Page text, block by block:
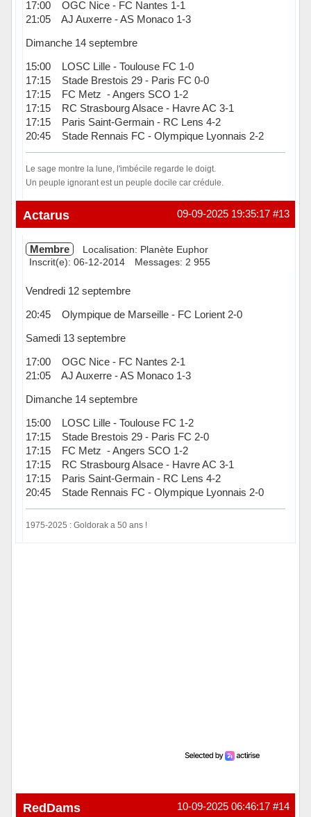
17:00 OGC Nice - FC Nantes 1-1
21:05 AJ Auxerre - AS Monaco 1-3
Dimanche 14 septembre
15:00 LOSC Lille - Toulouse FC 1-0
17:15 Stade Brestois 29 - Paris FC 0-0
17:15 FC Metz - Angers SCO 1-2
17:15 RC Strasbourg Alsace - Havre AC 3-1
17:15 Paris Saint-Germain - RC Lens 4-2
20:45 Stade Rennais FC - Olympique Lyonnais 2-2
Le sage montre la lune, l'imbécile regarde le doigt.
Un peuple ignorant est un peuple docile car crédule.
Hors ligne #13
09-09-2025 19:35:17
Actarus
Membre
Localisation: Planète Euphor
Inscrit(e): 06-12-2014
Messages: 2 955
Vendredi 12 septembre
20:45 Olympique de Marseille - FC Lorient 2-0
Samedi 13 septembre
17:00 OGC Nice - FC Nantes 2-1
21:05 AJ Auxerre - AS Monaco 1-3
Dimanche 14 septembre
15:00 LOSC Lille - Toulouse FC 1-2
17:15 Stade Brestois 29 - Paris FC 2-0
17:15 FC Metz - Angers SCO 1-2
17:15 RC Strasbourg Alsace - Havre AC 3-1
17:15 Paris Saint-Germain - RC Lens 4-2
20:45 Stade Rennais FC - Olympique Lyonnais 2-0
1975-2025 : Goldorak a 50 ans !
#14
10-09-2025 06:46:17
RedDams